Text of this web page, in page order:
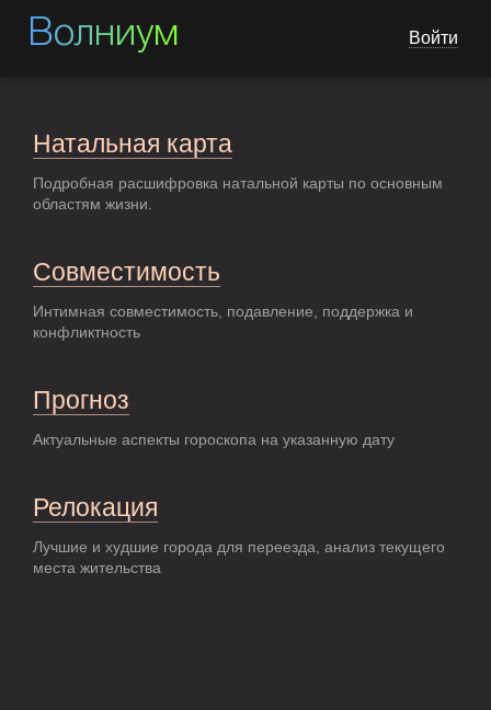
Волниум Войти
Натальная карта
Подробная расшифровка натальной карты по основным
областям жизни.
Совместимость
Интимная совместимость, подавление, поддержка и
конфликтность
Прогноз
Актуальные аспекты гороскопа на указанную дату
Релокация
Лучшие и худшие города для переезда, анализ текущего
места жительства